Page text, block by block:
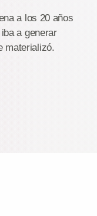
a los 20 años
a generar
materializó.